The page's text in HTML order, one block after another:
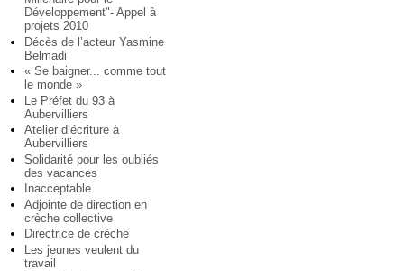
Développement"- Appel à
projets 2010
Décès de l’acteur Yasmine
Belmadi
« Se baigner... comme tout
le monde »
Le Préfet du 93 à
Aubervilliers
Atelier d’écriture à
Aubervilliers
Solidarité pour les oubliés
des vacances
Inacceptable
Adjointe de direction en
crèche collective
Directrice de crèche
Les jeunes veulent du
travail